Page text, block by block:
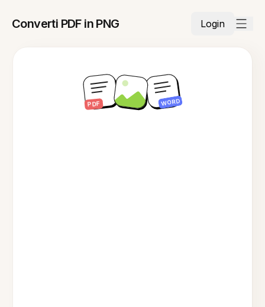
Converti PDF in PNG Login